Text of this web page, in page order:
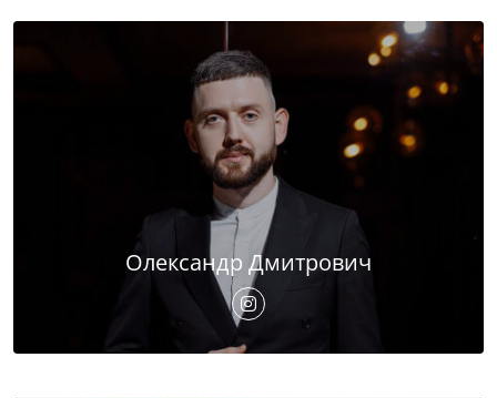
Олександр Дмитрович